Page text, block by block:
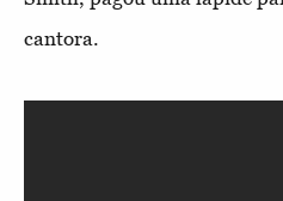
cantora.